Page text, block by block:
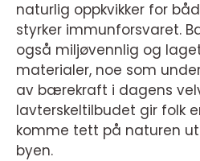
naturlig oppkvikker for
styrker immunforsvaret.
også miljøvennlig og
materialer, noe som
av bærekraft i dagens
lavterskeltilbudet gir folk
komme tett på naturen
byen.